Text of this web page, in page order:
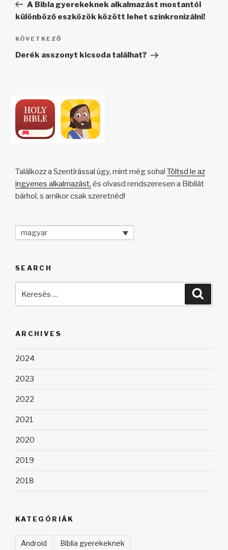
A Bibla gyerekeknek alkalmazást mostantól
különböző eszközök között lehet szinkronizálni!
Következő
bejegyzés
KÖVETKEZŐ
Derék asszonyt kicsoda találhat?
Találkozz a Szentírással úgy, mint még soha! Töltsd le az
ingyenes alkalmazást, és olvasd rendszeresen a Bibliát
bárhol, s amikor csak szeretnéd!
magyar
SEARCH
ARCHIVES
2024
2023
2022
2021
2020
2019
2018
KATEGÓRIÁK
Android Biblia gyerekeknek